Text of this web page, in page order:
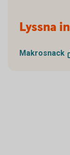
Lyssna
Makrosnack